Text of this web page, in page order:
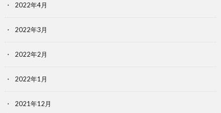
2022年4月
2022年3月
2022年2月
2022年1月
2021年12月